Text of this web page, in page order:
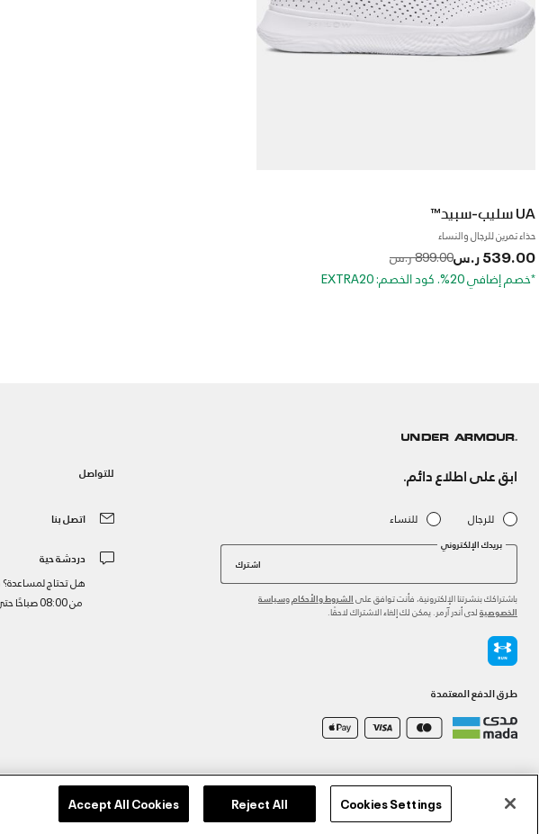
UA سليب-سبيد™
حذاء تمرين للرجال والنساء
539.00 ر.س Price reduced from
899.00 ر.س
to
*خصم إضافي 20%. كود الخصم: EXTRA20
ابق على اطلاع دائم.
للرجال للنساء
بريدك الإلكتروني
اشترك
باشتراكك بنشرتنا الإلكترونية، فأنت توافق على الشروط والأحكام وسياسة
الخصوصية لدى أندر آرمر. يمكن لك إلغاء الاشتراك لاحقًا.
طرق الدفع المعتمدة
للتواصل
اتصل بنا
دردشة حية
هل تحتاج لمساعدة؟
من 08:00 صباحًا حتى 17:00 مساءً
©2026 الحقوق محفوظة لشركة اثلوسيتي ش.ذ.م.م، سياسة الخصوصية/الشروط والأحكام/سياسة الكوكيز
Cookies Settings
Reject All
Accept All Cookies